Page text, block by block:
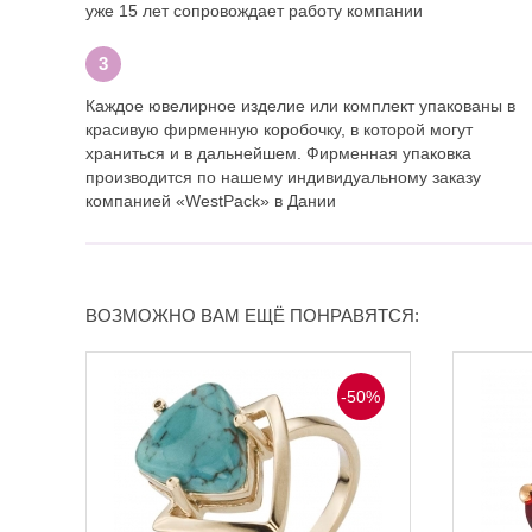
уже 15 лет сопровождает работу компании
Каждое ювелирное изделие или комплект упакованы в
красивую фирменную коробочку, в которой могут
храниться и в дальнейшем. Фирменная упаковка
производится по нашему индивидуальному заказу
компанией «WestPack» в Дании
ВОЗМОЖНО ВАМ ЕЩЁ ПОНРАВЯТСЯ:
-50%